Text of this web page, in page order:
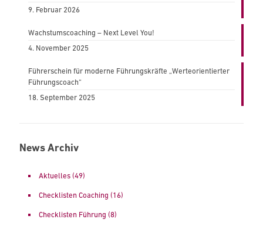
9. Februar 2026
Wachstumscoaching – Next Level You!
4. November 2025
Führerschein für moderne Führungskräfte „Werteorientierter
Führungscoach“
18. September 2025
News Archiv
Aktuelles (49)
Checklisten Coaching (16)
Checklisten Führung (8)